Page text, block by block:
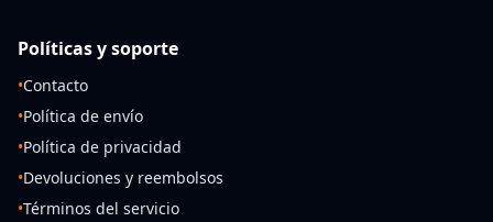
Políticas y soporte
•Contacto
•Política de envío
•Política de privacidad
•Devoluciones y reembolsos
•Términos del servicio